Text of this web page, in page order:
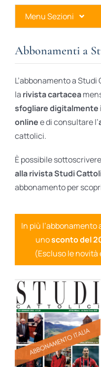
Menu Sezioni
Ares Gold
Ares Digital
Ares Gift Card
Abbonamenti a
L’abbonamento a
la rivista cartacea
sfogliare
onlinee di consultare l’
cattolici.
È possibile sottoscrivere
alla rivista Studi
abbonamento per
In più
unosconto del
(Escluso le